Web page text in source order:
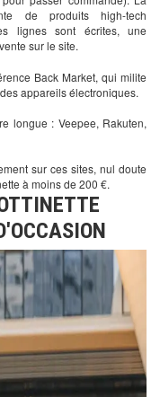
de produits high-tech
lignes sont écrites, une
sur le site.
Back Market, qui milite
appareils électroniques.
longue : Veepee, Rakuten,
sur ces sites, nul doute
à moins de 200 €.